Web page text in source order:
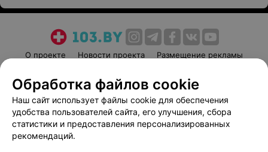
О проекте Новости проекта
Размещение рекламы
Пользовательское соглашение
Способы оплаты
Вакансии
Партнеры
Написать руководителю 103.by
Обработка файлов cookie
Наш сайт использует файлы cookie для обеспечения
удобства пользователей сайта, его улучшения, сбора
статистики и предоставления персонализированных
рекомендаций.